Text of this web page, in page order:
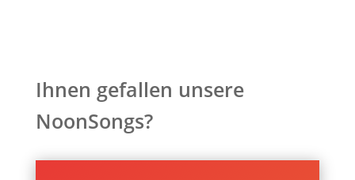
Ihnen gefallen unsere
NoonSongs?